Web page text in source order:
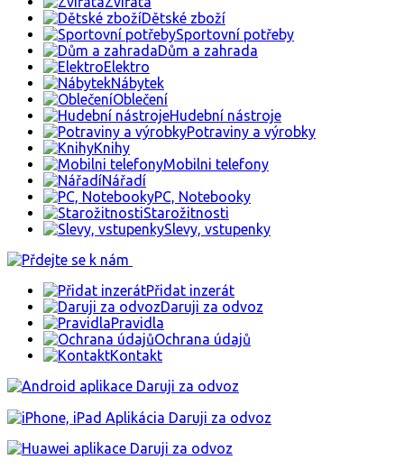
Dětské zboží
Sportovní potřeby
Dům a zahrada
Elektro
Nábytek
Oblečení
Hudební nástroje
Potraviny a výrobky
Knihy
Mobilni telefony
Nářadí
PC, Notebooky
Starožitnosti
Slevy, vstupenky
Přidat inzerát
Daruji za odvoz
Pravidla
Ochrana údajů
Kontakt